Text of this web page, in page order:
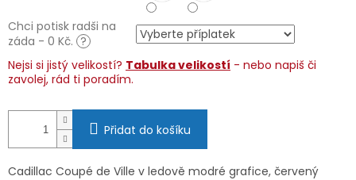
Chci potisk radši na
záda - 0 Kč. ?
Nejsi si jistý velikostí? Tabulka velikostí - nebo napiš či
zavolej, rád ti poradím.
Přidat do košíku
Cadillac Coupé de Ville v ledově modré grafice, červený